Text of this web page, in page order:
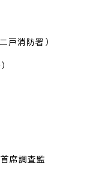
戸消防署）
席調査監